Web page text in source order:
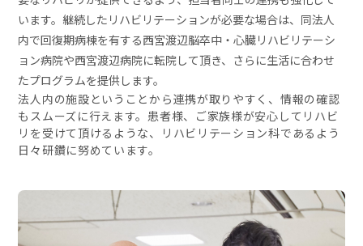
います。継続したリハビリテーションが必要な場合は、同法人
内で回復期病棟を有する西宮渡辺脳卒中・心臓リハビリテーシ
ョン病院や西宮渡辺病院に転院して頂き、さらに生活に合わせ
たプログラムを提供します。
法人内の施設ということから連携が取りやすく、情報の確認
もスムーズに行えます。患者様、ご家族様が安心してリハビ
リを受けて頂けるような、リハビリテーション科であるよう
日々研鑽に努めています。